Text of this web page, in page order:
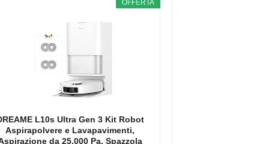
OFFERTA
L10s Ultra Gen 3 Kit Robot
Aspirapolvere e Lavapavimenti,
da 25.000 Pa, Spazzola